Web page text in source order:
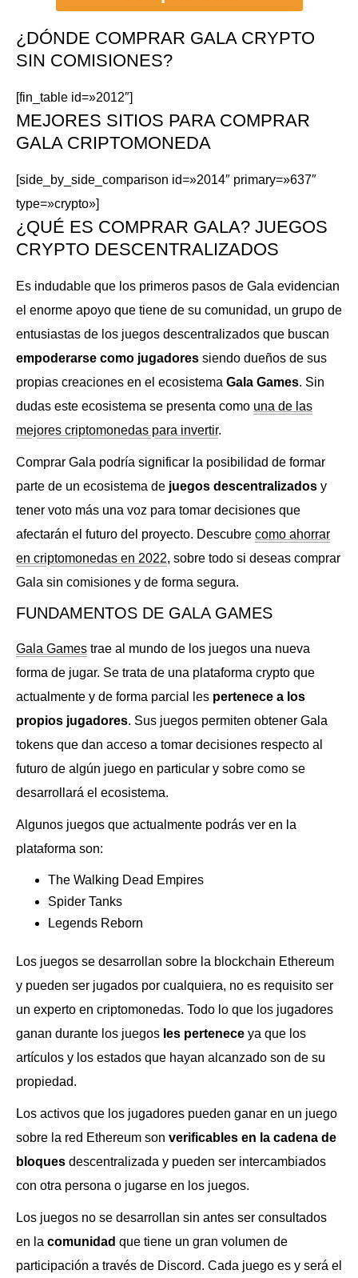
¿DÓNDE COMPRAR GALA CRYPTO
SIN COMISIONES?
[fin_table id=»2012″]
MEJORES SITIOS PARA COMPRAR
GALA CRIPTOMONEDA
[side_by_side_comparison id=»2014″ primary=»637″
type=»crypto»]
¿QUÉ ES COMPRAR GALA? JUEGOS
CRYPTO DESCENTRALIZADOS
Es indudable que los primeros pasos de Gala evidencian
el enorme apoyo que tiene de su comunidad, un grupo de
entusiastas de los juegos descentralizados que buscan
empoderarse como jugadores siendo dueños de sus
propias creaciones en el ecosistema Gala Games. Sin
dudas este ecosistema se presenta como una de las
mejores criptomonedas para invertir.
Comprar Gala podría significar la posibilidad de formar
parte de un ecosistema de juegos descentralizados y
tener voto más una voz para tomar decisiones que
afectarán el futuro del proyecto. Descubre como ahorrar
en criptomonedas en 2022, sobre todo si deseas comprar
Gala sin comisiones y de forma segura.
FUNDAMENTOS DE GALA GAMES
Gala Games trae al mundo de los juegos una nueva
forma de jugar. Se trata de una plataforma crypto que
actualmente y de forma parcial les pertenece a los
propios jugadores. Sus juegos permiten obtener Gala
tokens que dan acceso a tomar decisiones respecto al
futuro de algún juego en particular y sobre como se
desarrollará el ecosistema.
Algunos juegos que actualmente podrás ver en la
plataforma son:
The Walking Dead Empires
Spider Tanks
Legends Reborn
Los juegos se desarrollan sobre la blockchain Ethereum
y pueden ser jugados por cualquiera, no es requisito ser
un experto en criptomonedas. Todo lo que los jugadores
ganan durante los juegos les pertenece ya que los
artículos y los estados que hayan alcanzado son de su
propiedad.
Los activos que los jugadores pueden ganar en un juego
sobre la red Ethereum son verificables en la cadena de
bloques descentralizada y pueden ser intercambiados
con otra persona o jugarse en los juegos.
Los juegos no se desarrollan sin antes ser consultados
en la comunidad que tiene un gran volumen de
participación a través de Discord. Cada juego es y será el